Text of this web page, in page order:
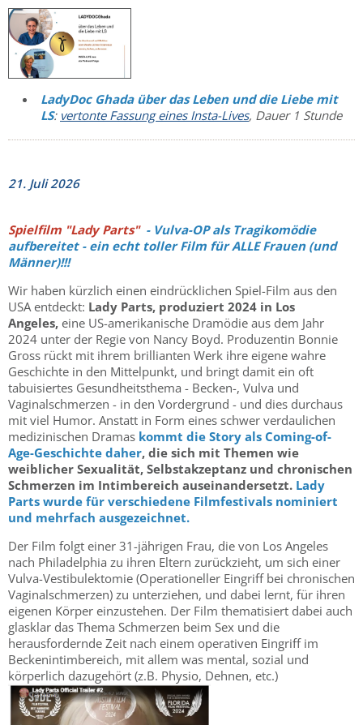
LadyDoc Ghada über das Leben und die Liebe mit
LS: vertonte Fassung eines Insta-Lives, Dauer 1 Stunde
21. Juli 2026
Spielfilm "Lady Parts" - Vulva-OP als Tragikomödie
aufbereitet - ein echt toller Film für ALLE Frauen (und
Männer)!!!
Wir haben kürzlich einen eindrücklichen Spiel-Film aus den
USA entdeckt: Lady Parts, produziert 2024 in Los
Angeles, eine US-amerikanische Dramödie aus dem Jahr
2024 unter der Regie von Nancy Boyd. Produzentin Bonnie
Gross rückt mit ihrem brillianten Werk ihre eigene wahre
Geschichte in den Mittelpunkt, und bringt damit ein oft
tabuisiertes Gesundheitsthema - Becken-, Vulva und
Vaginalschmerzen - in den Vordergrund - und dies durchaus
mit viel Humor. Anstatt in Form eines schwer verdaulichen
medizinischen Dramas kommt die Story als Coming-of-
Age-Geschichte daher, die sich mit Themen wie
weiblicher Sexualität, Selbstakzeptanz und chronischen
Schmerzen im Intimbereich auseinandersetzt. Lady
Parts wurde für verschiedene Filmfestivals nominiert
und mehrfach ausgezeichnet.
Der Film folgt einer 31-jährigen Frau, die von Los Angeles
nach Philadelphia zu ihren Eltern zurückzieht, um sich einer
Vulva-Vestibulektomie (Operationeller Eingriff bei chronischen
Vaginalschmerzen) zu unterziehen, und dabei lernt, für ihren
eigenen Körper einzustehen. Der Film thematisiert dabei auch
glasklar das Thema Schmerzen beim Sex und die
herausfordernde Zeit nach einem operativen Eingriff im
Beckenintimbereich, mit allem was mental, sozial und
körperlich dazugehört (z.B. Physio, Dehnen, etc.)